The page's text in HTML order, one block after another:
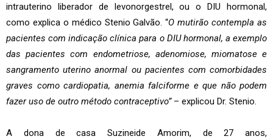
intrauterino liberador de levonorgestrel, ou o DIU hormonal,
como explica o médico Stenio Galvão. “O mutirão contempla as
pacientes com indicação clínica para o DIU hormonal, a exemplo
das pacientes com endometriose, adenomiose, miomatose e
sangramento uterino anormal ou pacientes com comorbidades
graves como cardiopatia, anemia falciforme e que não podem
fazer uso de outro método contraceptivo”– explicou Dr. Stenio.
A dona de casa Suzineide Amorim, de 27 anos,